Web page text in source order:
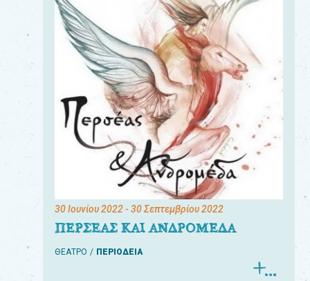
30 Ιουνίου 2022- 30 Σεπτεμβρίου 2022
ΠΕΡΣΕΑΣ ΚΑΙ ΑΝΔΡΟΜΕΔΑ
ΘΕΑΤΡΟ ΠΕΡΙΟΔΕΙΑ